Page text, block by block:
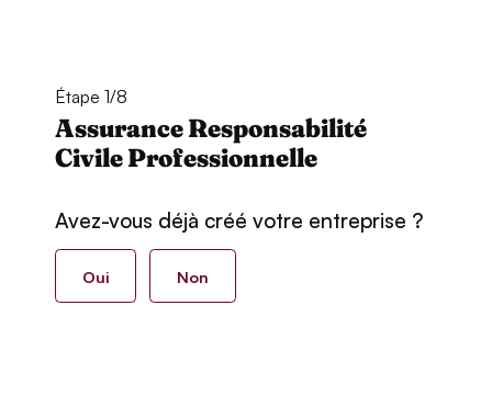
Étape 1/8
Assurance Responsabilité
Civile Professionnelle
Avez-vous déjà créé votre entreprise ?
Oui Non